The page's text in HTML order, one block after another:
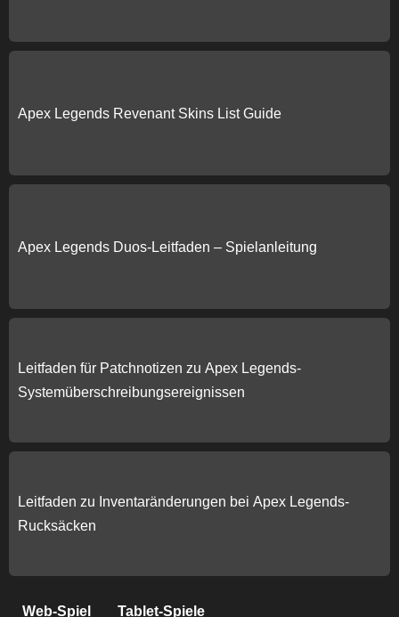
Apex Legends Revenant Skins List Guide
Apex Legends Duos-Leitfaden – Spielanleitung
Leitfaden für Patchnotizen zu Apex Legends-
Systemüberschreibungsereignissen
Leitfaden zu Inventaränderungen bei Apex Legends-
Rucksäcken
Web-Spiel Tablet-Spiele